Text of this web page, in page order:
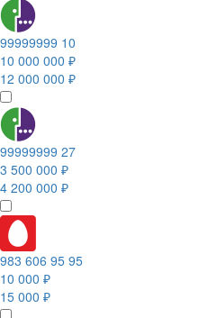
99999999 10
10 000 000 ₽
12 000 000 ₽
99999999 27
3 500 000 ₽
4 200 000 ₽
983 606 95 95
10 000 ₽
15 000 ₽